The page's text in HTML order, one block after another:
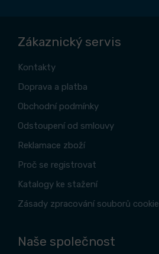
Zákaznický servis
Kontakty
Doprava a platba
Obchodní podmínky
Odstoupení od smlouvy
Reklamace zboží
Proč se registrovat
Katalogy ke stažení
Zásady zpracování souborů
Naše společnost